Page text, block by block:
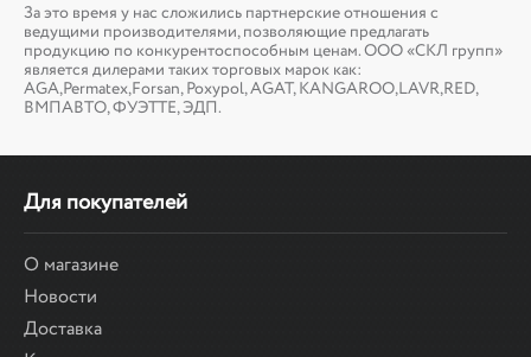
За это время у нас сложились партнерские отношения с
ведущими производителями, позволяющие предлагать
продукцию по конкурентоспособным ценам. ООО «СКЛ групп»
является дилерами таких торговых марок как:
AGA,Permatex,Forsan, Poxypol, AGAT, KANGAROO,LAVR,RED,
ВМПАВТО, ФУЭТТЕ, ЭДП.
Для покупателей
О магазине
Новости
Доставка